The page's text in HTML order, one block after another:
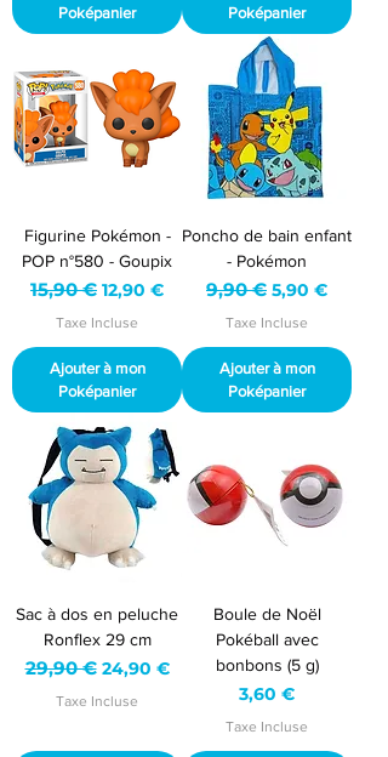
Poképanier
Poképanier
Figurine Pokémon -
POP n°580 - Goupix
Prix original
15,90 € Prix promotionnel
12,90 €
Taxe Incluse
Ajouter à mon
Poképanier
Poncho de bain enfant
- Pokémon
Prix original
9,90 € Prix
5,90 €
Taxe Incluse
Ajouter à mon
Poképanier
Sac à dos en peluche
Ronflex 29 cm
Prix original
29,90 € Prix promotionnel
24,90 €
Taxe Incluse
Boule de Noël
Pokéball avec
bonbons (5 g)
Prix
3,60 €
Taxe Incluse